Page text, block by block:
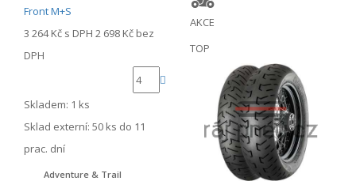
3 264 Kč s DPH 2 698 Kč bez
DPH
Skladem: 1 ks
Sklad externí: 50 ks do 11
prac. dní
Adventure & Trail
AKCE
TOP